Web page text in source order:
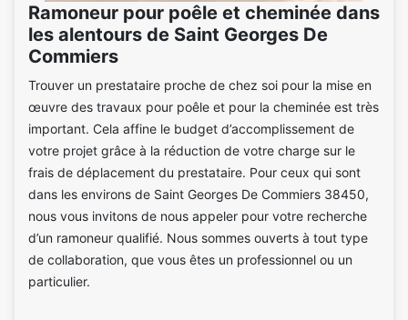
Ramoneur pour poêle et cheminée dans
les alentours de Saint Georges De
Commiers
Trouver un prestataire proche de chez soi pour la mise en
œuvre des travaux pour poêle et pour la cheminée est très
important. Cela affine le budget d’accomplissement de
votre projet grâce à la réduction de votre charge sur le
frais de déplacement du prestataire. Pour ceux qui sont
dans les environs de Saint Georges De Commiers 38450,
nous vous invitons de nous appeler pour votre recherche
d’un ramoneur qualifié. Nous sommes ouverts à tout type
de collaboration, que vous êtes un professionnel ou un
particulier.